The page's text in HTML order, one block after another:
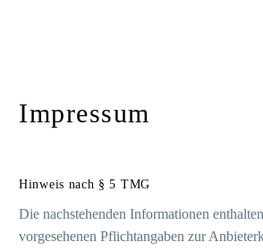
Impressum
Hinweis nach § 5 TMG
Die nachstehenden Informationen
vorgesehenen Pflichtangaben zur